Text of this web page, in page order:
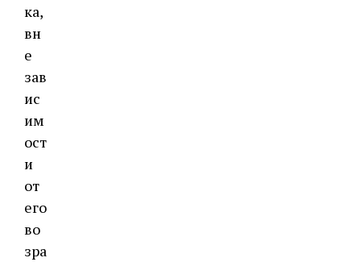
ка,
вн
е
зав
ис
им
ост
и
от
его
во
зра